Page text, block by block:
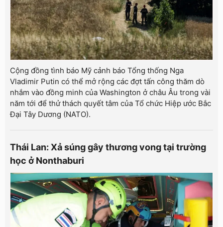
Cộng đồng tình báo Mỹ cảnh báo Tổng thống Nga
Vladimir Putin có thể mở rộng các đợt tấn công thăm dò
nhắm vào đồng minh của Washington ở châu Âu trong vài
năm tới để thử thách quyết tâm của Tổ chức Hiệp ước Bắc
Đại Tây Dương (NATO).
Thái Lan: Xả súng gây thương vong tại trường
học ở Nonthaburi